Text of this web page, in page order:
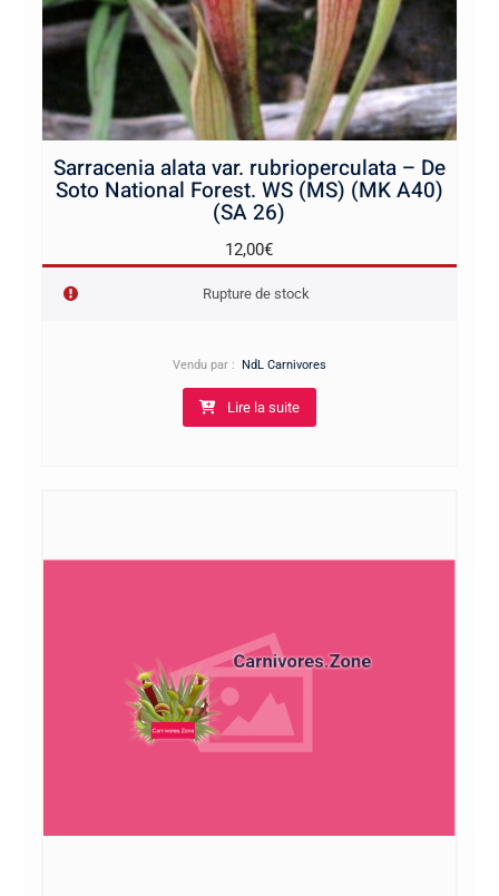
Sarracenia alata var. rubrioperculata – De
Soto National Forest. WS (MS) (MK A40)
(SA 26)
12,00€
Rupture de stock
Vendu par : NdL Carnivores
Lire la suite